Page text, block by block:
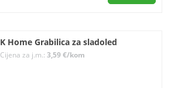
K Home Grabilica za sladoled
Cijena za j.m.: 3,59 €/kom